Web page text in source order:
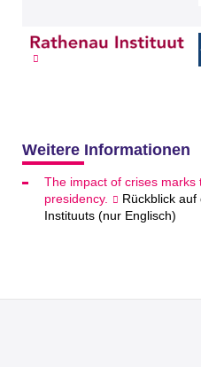
Weitere Informationen
The impact of crises marks
presidency.
Rückblick
Instituuts (nur Englisch)